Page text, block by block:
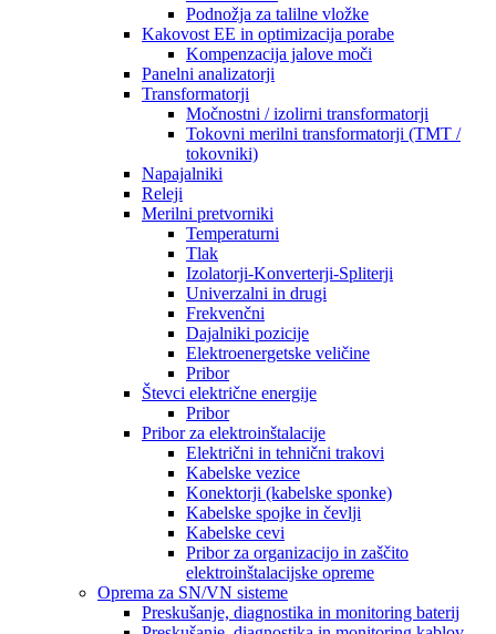
Podnožja za talilne vložke
Kakovost EE in optimizacija porabe
Kompenzacija jalove moči
Panelni analizatorji
Transformatorji
Močnostni / izolirni transformatorji
Tokovni merilni transformatorji (TMT /
tokovniki)
Napajalniki
Releji
Merilni pretvorniki
Temperaturni
Tlak
Izolatorji-Konverterji-Spliterji
Univerzalni in drugi
Frekvenčni
Dajalniki pozicije
Elektroenergetske veličine
Pribor
Števci električne energije
Pribor
Pribor za elektroinštalacije
Električni in tehnični trakovi
Kabelske vezice
Konektorji (kabelske sponke)
Kabelske spojke in čevlji
Kabelske cevi
Pribor za organizacijo in zaščito
elektroinštalacijske opreme
Oprema za SN/VN sisteme
Preskušanje, diagnostika in monitoring baterij